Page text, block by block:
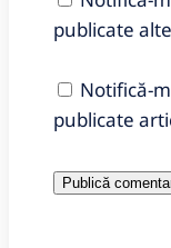
publicate
Notifică-
publicate